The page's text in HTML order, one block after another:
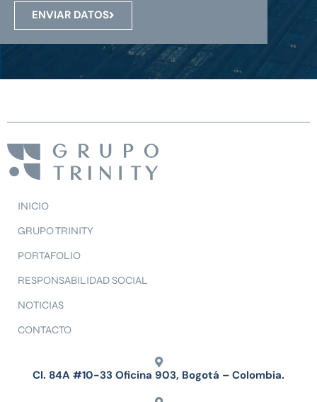
ENVIAR DATOS
INICIO
GRUPO TRINITY
PORTAFOLIO
RESPONSABILIDAD SOCIAL
NOTICIAS
CONTACTO
Cl. 84A #10-33 Oficina 903, Bogotá – Colombia.